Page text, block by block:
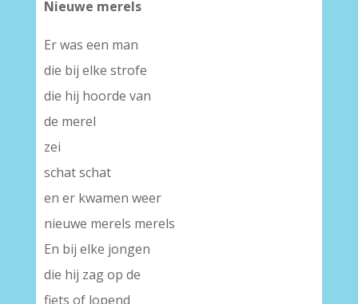
Nieuwe merels
Er was een man
die bij elke strofe
die hij hoorde van
de merel
zei
schat schat
en er kwamen weer
nieuwe merels merels
En bij elke jongen
die hij zag op de
fiets of lopend